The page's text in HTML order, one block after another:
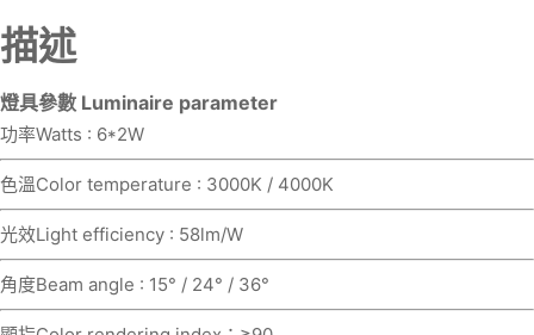
描述
燈具參數 Luminaire parameter
功率Watts : 6*2W
色溫Color temperature : 3000K / 4000K
光效Light efficiency : 58lm/W
角度Beam angle : 15° / 24° / 36°